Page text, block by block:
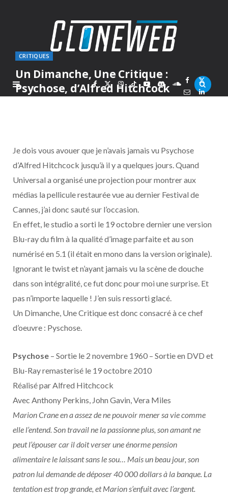
F
e
b
k
X
i
e
I
a
a
T
o
Y
u
D
o
S
d
o
CRITIQUES
Un Dimanche, Une Critique :
Psychose, d’Alfred Hitchcock
Je dois vous avouer que je n’avais jamais vu Psychose
d’Alfred Hitchcock jusqu’à il y a quelques jours. Quand
Universal a organisé une projection pour montrer aux
médias la pellicule restaurée vue au dernier Festival de
Cannes, j’ai donc sauté sur l’occasion.
En effet, le studio a sorti le 19 octobre dernier une version
Blu-ray du film à la qualité d’image parfaite et au son
numérisé en 5.1 (il était en mono dans la version originale).
Ignorant le twist et n’ayant jamais vu la scène de douche
dans son intégralité, ce fut donc pour moi une surprise. Et
pas n’importe laquelle ! J’en suis ressorti glacé.
Un Dimanche, Une Critique est donc consacré à ce chef
d’oeuvre : Pyschose.
Psychose – Sortie le 2 novembre 1960 – Sortie en DVD et
Blu-Ray remasterisé le 19 octobre 2010
Réalisé par Alfred Hitchcock
Avec Anthony Perkins, John Gavin, Vera Miles
Marion Crane en a assez de ne pouvoir mener sa vie comme
elle l’entend. Son travail ne la passionne plus, son amant ne
peut l’épouser car il doit verser une énorme pension
alimentaire le laissant sans le sou… Mais un beau jour, son
patron lui demande de déposer 40 000 dollars à la banque. La
tentation est trop grande, et Marion s’enfuit avec l’argent.